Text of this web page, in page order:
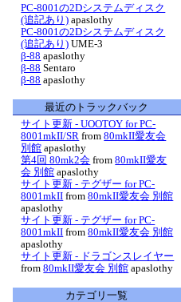
PC-8001の2Dシステムディスク
(追記あり) apaslothy
PC-8001の2Dシステムディスク
(追記あり) UME-3
β-88 apaslothy
β-88 Sentaro
β-88 apaslothy
最近のトラックバック
サイト更新 - UOOTOY for PC-
8001mkII/SR from 80mkII愛友会
別館 apaslothy
第4回 80mk2会 from 80mkII愛友
会 別館 apaslothy
サイト更新 - テグザー for PC-
8001mkII from 80mkII愛友会 別館
apaslothy
サイト更新 - テグザー for PC-
8001mkII from 80mkII愛友会 別館
apaslothy
サイト更新 - ドラゴンスレイヤー
from 80mkII愛友会 別館 apaslothy
カテゴリ一覧